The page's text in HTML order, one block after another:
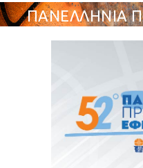
ΠΑΝΕΛΛΗΝΙΑ